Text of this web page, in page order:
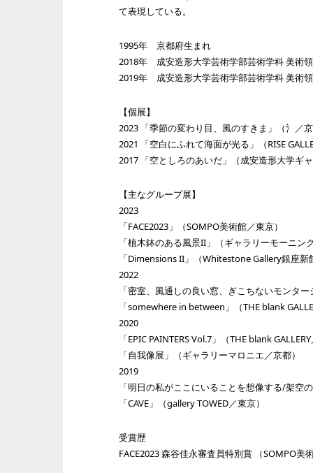
て表現している。
1995年 京都府生まれ
2018年 成安造形大学芸術学部芸術学科 美術
2019年 成安造形大学芸術学部芸術学科 美術
【個展】
2023 「季節の変わり目、風のすきま」（氵／
2021 「空白にふれて海面が光る」（RISE
2017 「空としろのあいだ」（成安造形大学ギ
【主なグループ展】
2023
「FACE2023」（SOMPO美術館／東京）
「植木鉢のある風景II」（ギャラリーモーニン
「Dimensions II」（Whitestone Gallery銀座新
2022
「密室、風通しの良い窓、ぎこちないモンタ
「somewhere in between」（THE blank
2020
「EPIC PAINTERS Vol.7」（THE blank
「自我像展」（ギャラリーマロニエ／京都）
2019
「明日の私がここにいることを想像する/架空
「CAVE」（gallery TOWED／東京）
受賞歴
FACE2023 森谷佳永審査員特別賞 （SOMPO美